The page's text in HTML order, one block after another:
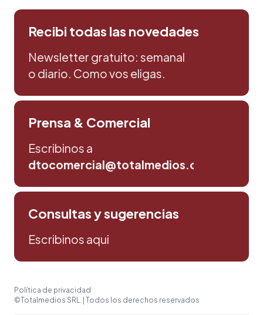
Recibi todas las novedades
Newsletter gratuito: semanal
o diario. Como vos eligas.
Prensa & Comercial
Escribinos a
dtocomercial@totalmedios.com
Consultas y sugerencias
Escribinos aqui
Política de privacidad
©Totalmedios SRL. | Todos los derechos reservados